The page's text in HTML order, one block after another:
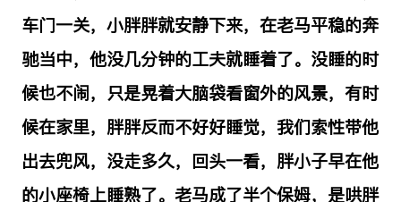
车门一关，小胖胖就安静下来，在老马平稳的奔
驰当中，他没几分钟的工夫就睡着了。没睡的时
候也不闹，只是晃着大脑袋看窗外的风景，有时
候在家里，胖胖反而不好好睡觉，我们索性带他
出去兜风，没走多久，回头一看，胖小子早在他
的小座椅上睡熟了。老马成了半个保姆，是哄胖